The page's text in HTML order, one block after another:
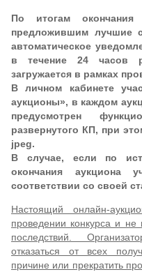
По итогам окончания
предложившим лучшие
автоматическое
в течение 24 часов
загружается в рамках
В личном кабинете
аукционы», в каждом
предусмотрен
развернутого КП, при
jpeg.
В случае, если по
окончания аукциона
соответствии со своей
Настоящий онлайн-
проведении конкурса и не
последствий.
отказаться от всех
причине или прекратить